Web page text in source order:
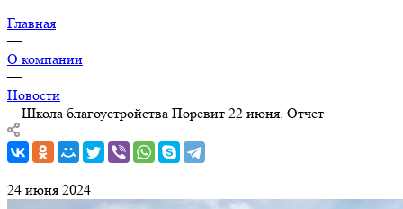
Главная
—
О компании
—
Новости
—Школа благоустройства Поревит 22 июня. Отчет
24 июня 2024